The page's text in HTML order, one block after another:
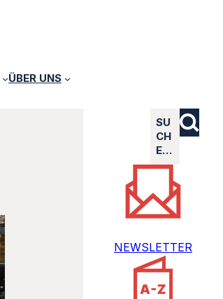
ÜBER UNS
SU
CH
E…
NEWSLETTER